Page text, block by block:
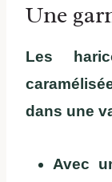
Une
Les
dans une
Avec